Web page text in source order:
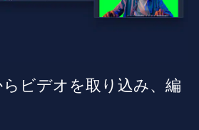
ビデオを取り込み、編